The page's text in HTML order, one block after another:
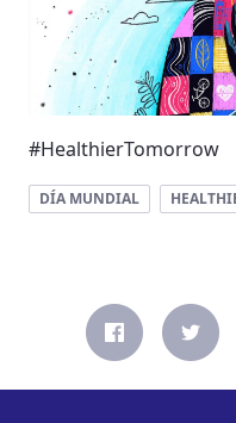
#HealthierTomorrow
DÍA MUNDIAL